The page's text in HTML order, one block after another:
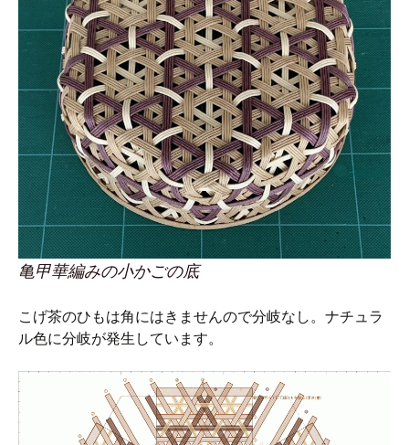
亀甲華編みの小かごの底
こげ茶のひもは角にはきませんので分岐なし。ナチュラ
ル色に分岐が発生しています。